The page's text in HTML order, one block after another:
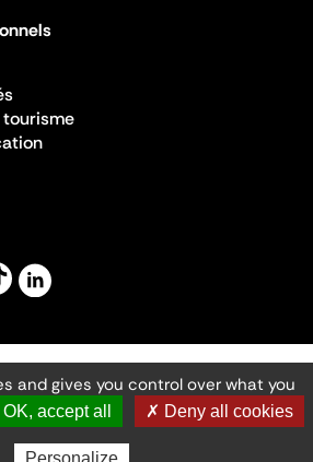
tourisme
Mentions légales
des cookies
numérique
de la Culture ©2026
et du patrimoine
and gives you control over what you
accept all ✗ Deny all cookies
Personalize